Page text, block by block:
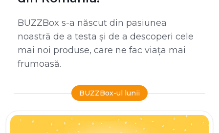
BUZZBox s-a născut din pasiunea
noastră de a testa și de a descoperi cele
mai noi produse, care ne fac viața mai
frumoasă.
BUZZBox-ul lunii